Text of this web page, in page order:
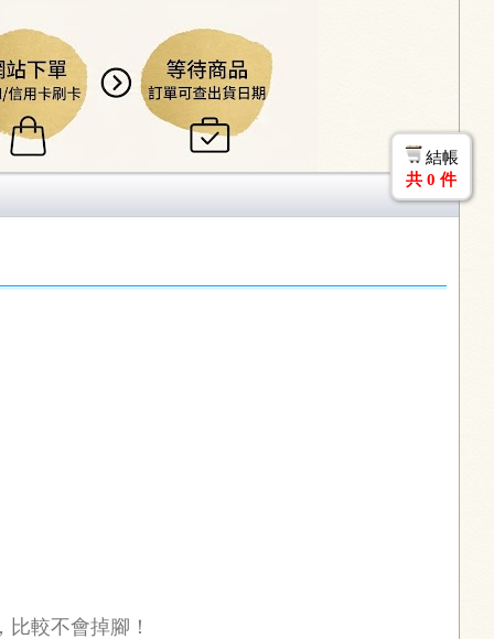
結帳
共 0 件
較不會掉腳！